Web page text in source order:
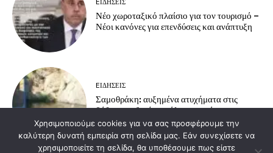
EΙΔΗΣΕΙΣ
Νέο χωροταξικό πλαίσιο για τον τουρισμό –
Νέοι κανόνες για επενδύσεις και ανάπτυξη
EΙΔΗΣΕΙΣ
Σαμοθράκη: αυξημένα ατυχήματα στις
βάθρες – οδηγίες πρόληψης από το
Πυροσβεστικό Κλιμάκιο Σαμοθράκης
Χρησιμοποιούμε cookies για να σας προσφέρουμε την
καλύτερη δυνατή εμπειρία στη σελίδα μας. Εάν συνεχίσετε να
χρησιμοποιείτε τη σελίδα, θα υποθέσουμε πως είστε